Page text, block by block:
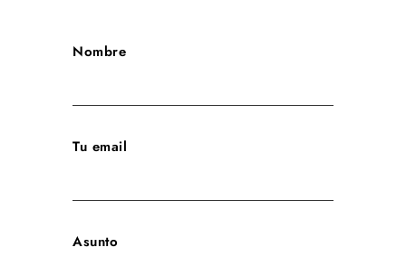
Nombre
Tu email
Asunto